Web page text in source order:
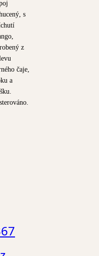
s
z
čaje,
a